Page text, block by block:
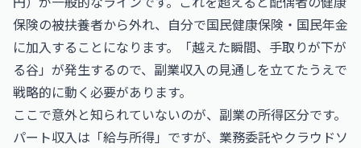
保険の被扶養者から外れ、自分で国民健康保険・国民年金
に加入することになります。「越えた瞬間、手取りが下が
る谷」が発生するので、副業収入の見通しを立てたうえで
戦略的に動く必要があります。
ここで意外と知られていないのが、副業の所得区分です。
パート収入は「給与所得」ですが、業務委託やクラウドソ